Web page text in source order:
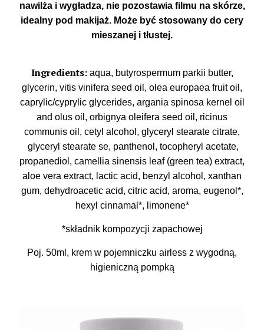
nawilża i wygładza, nie pozostawia filmu na skórze,
idealny pod makijaż. Może być stosowany do cery
mieszanej i tłustej.
Ingredients: aqua, butyrospermum parkii butter,
glycerin, vitis vinifera seed oil, olea europaea fruit oil,
caprylic/cyprylic glycerides, argania spinosa kernel oil
and olus oil, orbignya oleifera seed oil, ricinus
communis oil, cetyl alcohol, glyceryl stearate citrate,
glyceryl stearate se, panthenol, tocopheryl acetate,
propanediol, camellia sinensis leaf (green tea) extract,
aloe vera extract, lactic acid, benzyl alcohol, xanthan
gum, dehydroacetic acid, citric acid, aroma, eugenol*,
hexyl cinnamal*, limonene*
*składnik kompozycji zapachowej
Poj. 50ml, krem w pojemniczku airless z wygodną,
higieniczną pompką